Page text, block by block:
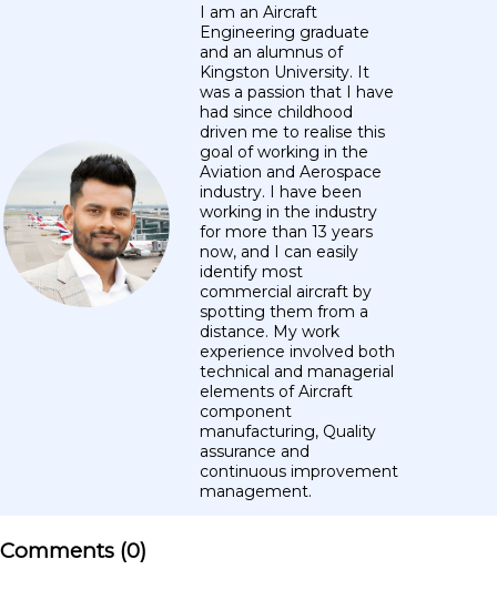
I am an Aircraft
Engineering graduate
and an alumnus of
Kingston University. It
was a passion that I have
had since childhood
driven me to realise this
goal of working in the
Aviation and Aerospace
industry. I have been
working in the industry
for more than 13 years
now, and I can easily
identify most
commercial aircraft by
spotting them from a
distance. My work
experience involved both
technical and managerial
elements of Aircraft
component
manufacturing, Quality
assurance and
continuous improvement
management.
Comments (0)